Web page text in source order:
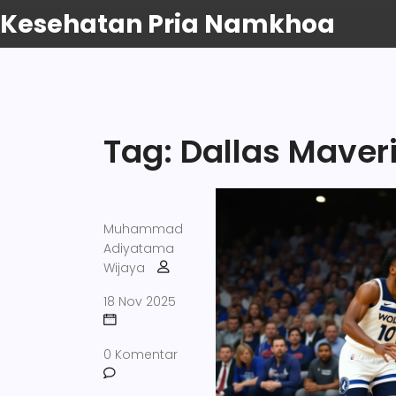
Kesehatan Pria Namkhoa
Tag: Dallas
Muhammad
Adiyatama
Wijaya
18 Nov 2025
0 Komentar